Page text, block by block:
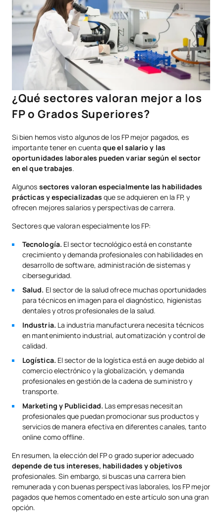
¿Qué sectores valoran mejor a los
FP o Grados Superiores?
Si bien hemos visto algunos de los FP mejor pagados, es
importante tener en cuentaque el salario y las
oportunidades laborales pueden variar según el sector
en el que trabajes.
Algunos sectores valoran especialmente las habilidades
prácticas y especializadas que se adquieren en la FP, y
ofrecen mejores salarios y perspectivas de carrera.
Sectores que valoran especialmente los FP:
Tecnología. El sector tecnológico está en constante
crecimiento y demanda profesionales con habilidades en
desarrollo de software, administración de sistemas y
ciberseguridad.
Salud. El sector de la salud ofrece muchas oportunidades
para técnicos en imagen para el diagnóstico, higienistas
dentales y otros profesionales de la salud.
Industria. La industria manufacturera necesita técnicos
en mantenimiento industrial, automatización y control de
calidad.
Logística. El sector de la logística está en auge debido al
comercio electrónico y la globalización, y demanda
profesionales en gestión de la cadena de suministro y
transporte.
Marketing y Publicidad. Las empresas necesitan
profesionales que puedan promocionar sus productos y
servicios de manera efectiva en diferentes canales, tanto
online como offline.
En resumen, la elección del FP o grado superior adecuado
depende de tus intereses, habilidades y objetivos
profesionales. Sin embargo, si buscas una carrera bien
remunerada y con buenas perspectivas laborales, los FP mejor
pagados que hemos comentado en este artículo son una gran
opción.